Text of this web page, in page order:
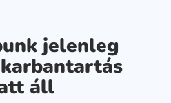
jelenleg
áll